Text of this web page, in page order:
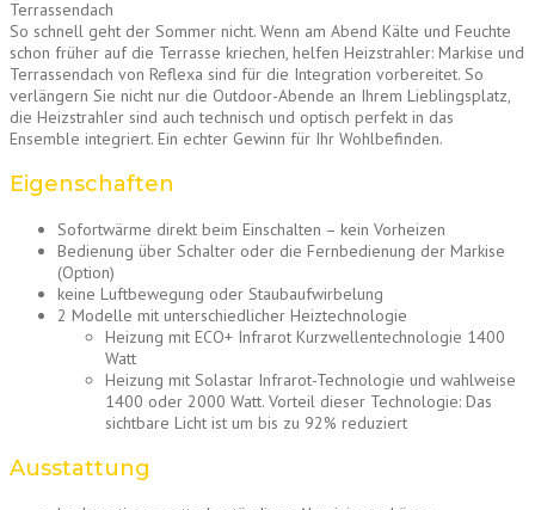
Terrassendach
So schnell geht der Sommer nicht. Wenn am Abend Kälte und Feuchte
schon früher auf die Terrasse kriechen, helfen Heizstrahler: Markise und
Terrassendach von Reflexa sind für die Integration vorbereitet. So
verlängern Sie nicht nur die Outdoor-Abende an Ihrem Lieblingsplatz,
die Heizstrahler sind auch technisch und optisch perfekt in das
Ensemble integriert. Ein echter Gewinn für Ihr Wohlbefinden.
Eigenschaften
Sofortwärme direkt beim Einschalten – kein Vorheizen
Bedienung über Schalter oder die Fernbedienung der Markise
(Option)
keine Luftbewegung oder Staubaufwirbelung
2 Modelle mit unterschiedlicher Heiztechnologie
Heizung mit ECO+ Infrarot Kurzwellentechnologie 1400
Watt
Heizung mit Solastar Infrarot-Technologie und wahlweise
1400 oder 2000 Watt. Vorteil dieser Technologie: Das
sichtbare Licht ist um bis zu 92% reduziert
Ausstattung